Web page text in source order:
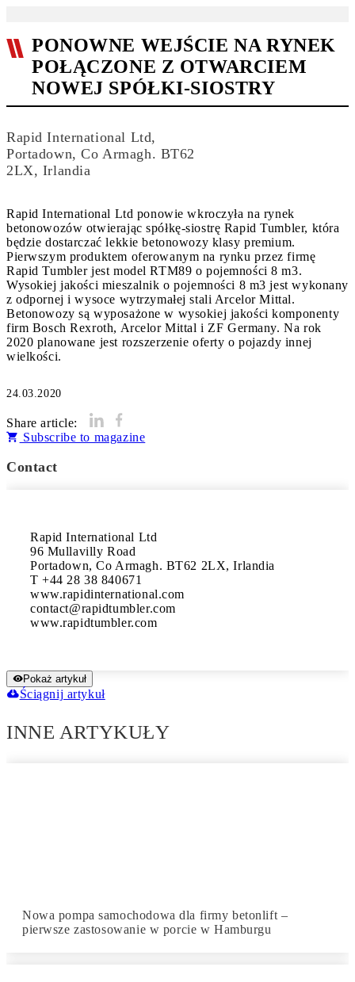
PONOWNE WEJŚCIE NA RYNEK
POŁĄCZONE Z OTWARCIEM
NOWEJ SPÓŁKI-SIOSTRY
Rapid International Ltd,
Portadown, Co Armagh. BT62
2LX, Irlandia
Rapid International Ltd ponowie wkroczyła na rynek
betonowozów otwierając spółkę-siostrę Rapid Tumbler, która
będzie dostarczać lekkie betonowozy klasy premium.
Pierwszym produktem oferowanym na rynku przez firmę
Rapid Tumbler jest model RTM89 o pojemności 8 m3.
Wysokiej jakości mieszalnik o pojemności 8 m3 jest wykonany
z odpornej i wysoce wytrzymałej stali Arcelor Mittal.
Betonowozy są wyposażone w wysokiej jakości komponenty
firm Bosch Rexroth, Arcelor Mittal i ZF Germany. Na rok
2020 planowane jest rozszerzenie oferty o pojazdy innej
wielkości.
24.03.2020
Share article:
Subscribe to magazine
Contact
Rapid International Ltd
96 Mullavilly Road
Portadown, Co Armagh. BT62 2LX, Irlandia
T +44 28 38 840671
www.rapidinternational.com
contact@rapidtumbler.com
www.rapidtumbler.com
Pokaż artykuł
Ściągnij artykuł
INNE ARTYKUŁY
Nowa pompa samochodowa dla firmy betonlift –
pierwsze zastosowanie w porcie w Hamburgu